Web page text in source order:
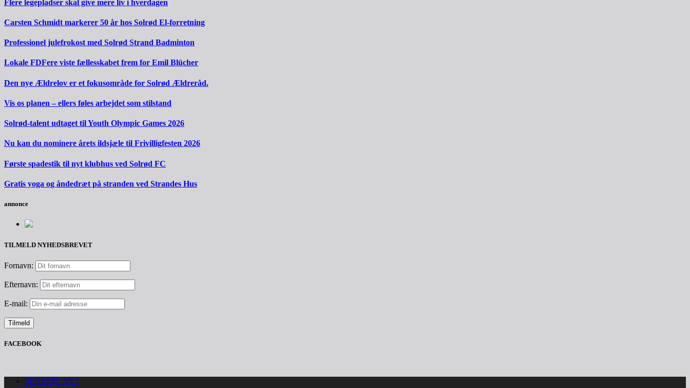
Flere legepladser skal give mere liv i hverdagen
Carsten Schmidt markerer 50 år hos Solrød El-forretning
Professionel julefrokost med Solrød Strand Badminton
Lokale FDFere viste fællesskabet frem for Emil Blücher
Den nye Ældrelov er et fokusområde for Solrød Ældreråd.
Vis os planen – ellers føles arbejdet som stilstand
Solrød-talent udtaget til Youth Olympic Games 2026
Nu kan du nominere årets ildsjæle til Frivilligfesten 2026
Første spadestik til nyt klubhus ved Solrød FC
Gratis yoga og åndedræt på stranden ved Strandes Hus
annonce
TILMELD NYHEDSBREVET
Fornavn:
Efternavn:
E-mail:
FACEBOOK
SENESTE NYT